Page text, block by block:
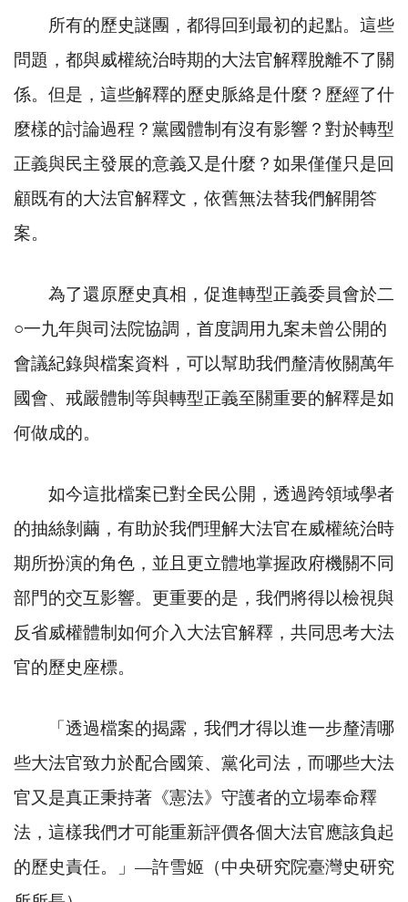
所有的歷史謎團，都得回到最初的起點。這些
問題，都與威權統治時期的大法官解釋脫離不了關
係。但是，這些解釋的歷史脈絡是什麼？歷經了什
麼樣的討論過程？黨國體制有沒有影響？對於轉型
正義與民主發展的意義又是什麼？如果僅僅只是回
顧既有的大法官解釋文，依舊無法替我們解開答
案。
為了還原歷史真相，促進轉型正義委員會於二
○一九年與司法院協調，首度調用九案未曾公開的
會議紀錄與檔案資料，可以幫助我們釐清攸關萬年
國會、戒嚴體制等與轉型正義至關重要的解釋是如
何做成的。
如今這批檔案已對全民公開，透過跨領域學者
的抽絲剝繭，有助於我們理解大法官在威權統治時
期所扮演的角色，並且更立體地掌握政府機關不同
部門的交互影響。更重要的是，我們將得以檢視與
反省威權體制如何介入大法官解釋，共同思考大法
官的歷史座標。
「透過檔案的揭露，我們才得以進一步釐清哪
些大法官致力於配合國策、黨化司法，而哪些大法
官又是真正秉持著《憲法》守護者的立場奉命釋
法，這樣我們才可能重新評價各個大法官應該負起
的歷史責任。」—許雪姬（中央研究院臺灣史研究